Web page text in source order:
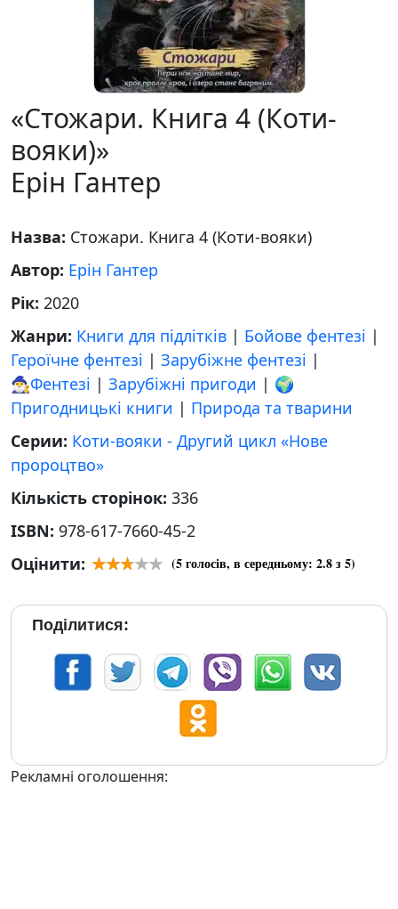
«Стожари. Книга 4 (Коти-
вояки)»
Ерін Гантер
Назва: Стожари. Книга 4 (Коти-вояки)
Автор: Ерін Гантер
Рік: 2020
Жанри: Книги для підлітків | Бойове фентезі |
Героїчне фентезі | Зарубіжне фентезі |
🧙‍♂️Фентезі | Зарубіжні пригоди | 🌍
Пригодницькі книги | Природа та тварини
Серии: Коти-вояки - Другий цикл «Нове
пророцтво»
Кількість сторінок: 336
ISBN: 978-617-7660-45-2
Оцінити:
(5голосів, в середньому: 2.8з 5)
Поділитися:
Рекламні оголошення: